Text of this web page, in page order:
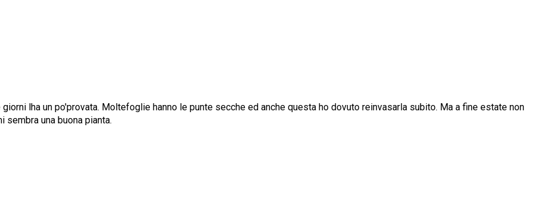
lha un po'provata. Moltefoglie hanno le punte secche ed anche questa ho dovuto reinvasarla subito. Ma a fine estate non
una buona pianta.